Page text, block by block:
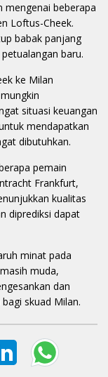
mengenai beberapa
Loftus-Cheek.
babak panjang
baru.
ke Milan
situasi keuangan
mendapatkan
dibutuhkan.
pemain
Frankfurt,
kualitas
diprediksi dapat
minat pada
muda,
dan
skuad Milan.